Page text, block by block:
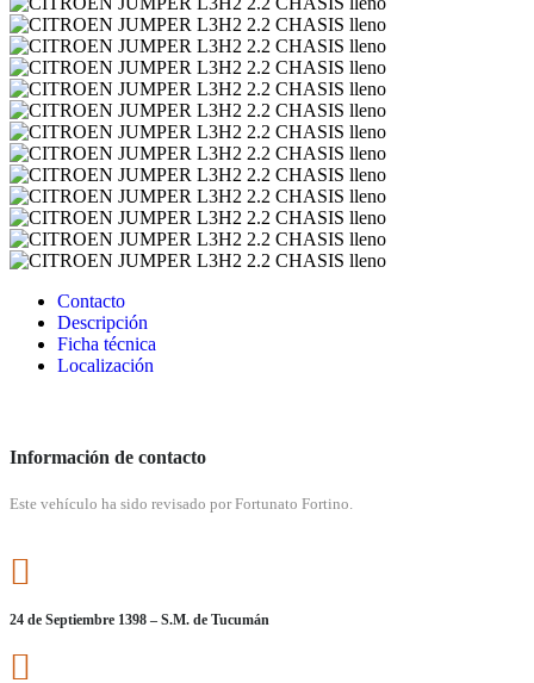
Contacto
Descripción
Ficha técnica
Localización
Información de contacto
Este vehículo ha sido revisado por Fortunato Fortino.
24 de Septiembre 1398 – S.M. de Tucumán